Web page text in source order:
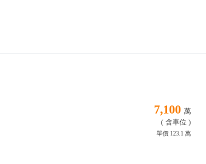
7,100 萬
( 含車位 )
單價 123.1 萬